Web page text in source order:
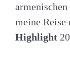
meine Reise
Highlight